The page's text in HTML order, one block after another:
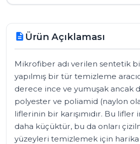
description Ürün Açıklaması
Mikrofiber adı verilen sentetik
yapılmış bir tür temizleme
derece ince ve yumuşak ancak
polyester ve poliamid (naylon
liflerinin bir karışımıdır. Bu lifler
daha küçüktür, bu da onları
yüzeyleri temizlemek için harika